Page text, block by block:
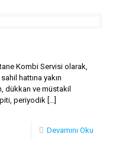
Kombi Servisi olarak,
hattına yakın
dükkan ve müstakil
periyodik […]
Devamını Oku